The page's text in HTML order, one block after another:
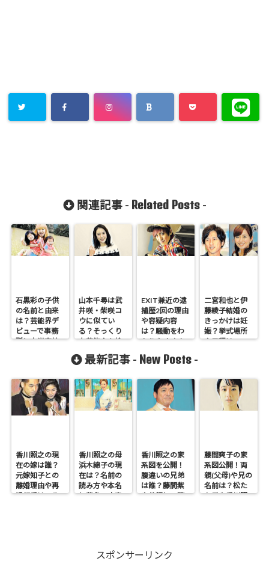
関連記事 - Related Posts-
石黒彩の子供
の名前と由来
は？芸能界デ
ビューで事務
所と中学高校
山本千尋は武
井咲・柴咲コ
ウに似てい
る？そっくり
な芸能人を検
EXIT兼近の逮
捕歴2回の理由
や容疑内容
は？騒動をわ
かりやすくま
二宮和也と伊
藤綾子結婚の
きっかけは妊
娠？挙式場所
や日程はいつ
最新記事 - New Posts -
香川照之の現
在の嫁は誰？
元嫁知子との
離婚理由や再
婚相手はいる
香川照之の母
浜木綿子の現
在は？名前の
読み方や本名
と芸名の由来
香川照之の家
系図を公開！
腹違いの兄弟
は誰？藤間紫
や父親との確
藤間爽子の家
系図公開！両
親(父母)や兄の
名前は？松た
か子や香川照
スポンサーリンク